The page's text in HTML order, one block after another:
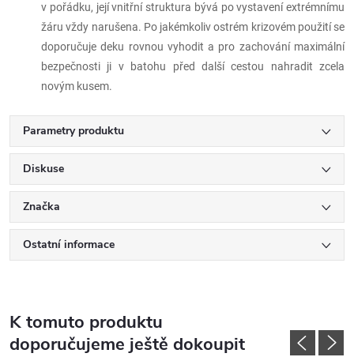
v pořádku, její vnitřní struktura bývá po vystavení extrémnímu
žáru vždy narušena. Po jakémkoliv ostrém krizovém použití se
doporučuje deku rovnou vyhodit a pro zachování maximální
bezpečnosti ji v batohu před další cestou nahradit zcela
novým kusem.
Parametry produktu
Diskuse
Značka
Ostatní informace
K tomuto produktu
doporučujeme ještě dokoupit